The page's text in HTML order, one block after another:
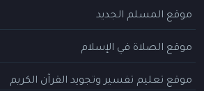
موقع المسلم الجديد
موقع الصلاة في الإسلام
موقع تعليم تفسير وتجويد القرآن الكريم